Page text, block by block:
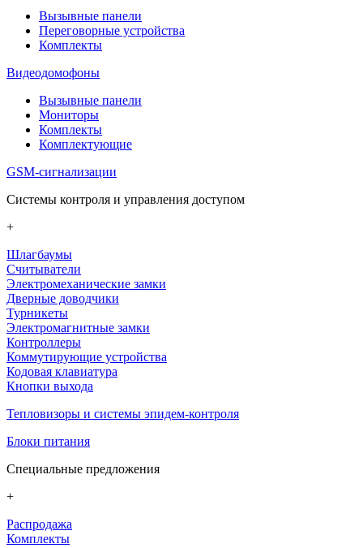
Вызывные панели
Переговорные устройства
Комплекты
Видеодомофоны
Вызывные панели
Мониторы
Комплекты
Комплектующие
GSM-сигнализации
Системы контроля и управления доступом
+
Шлагбаумы
Считыватели
Электромеханические замки
Дверные доводчики
Турникеты
Электромагнитные замки
Контроллеры
Коммутирующие устройства
Кодовая клавиатура
Кнопки выхода
Тепловизоры и системы эпидем-контроля
Блоки питания
Специальные предложения
+
Распродажа
Комплекты